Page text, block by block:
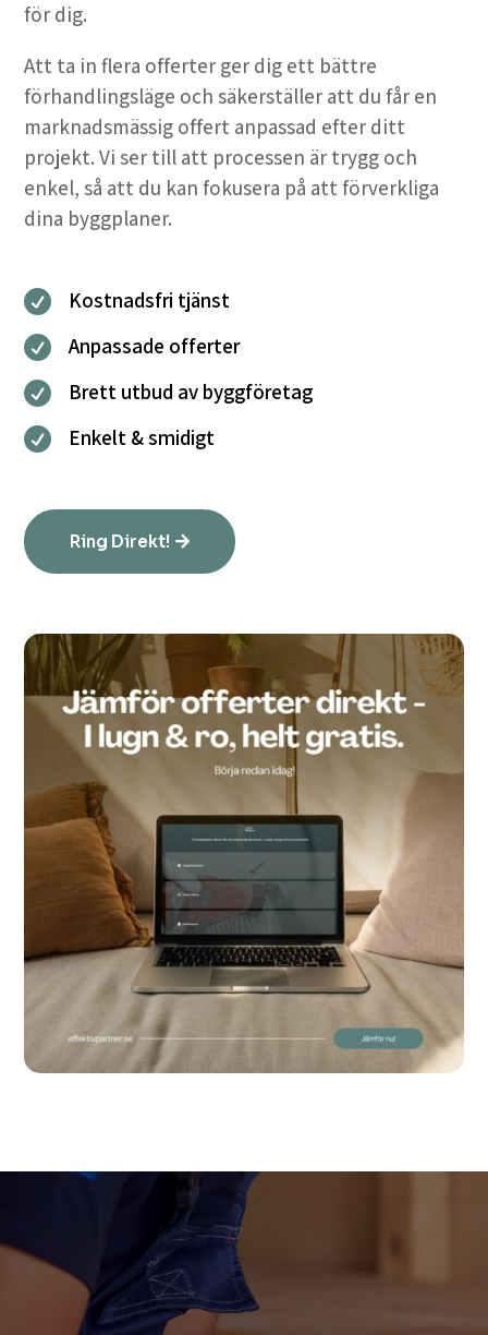
för dig.
Att ta in flera offerter ger dig ett bättre
förhandlingsläge och säkerställer att du får en
marknadsmässig offert anpassad efter ditt
projekt. Vi ser till att processen är trygg och
enkel, så att du kan fokusera på att förverkliga
dina byggplaner.
 Kostnadsfri tjänst
 Anpassade offerter
 Brett utbud av byggföretag
 Enkelt & smidigt
Ring Direkt!